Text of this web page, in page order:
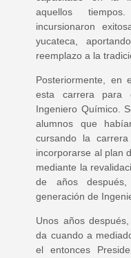
aquellos
incursionaron
yucateca,
reemplazo a la
Posteriormente, en
esta carrera para
Ingeniero Químico.
alumnos que
cursando la
incorporarse al plan
mediante la
de años
generación de
Unos años
da cuando a
el entonces